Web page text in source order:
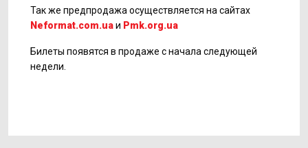
Так же предпродажа осуществляется на сайтах
Neformat.com.uaи Pmk.org.ua
Билеты появятся в продаже с начала следующей
недели.